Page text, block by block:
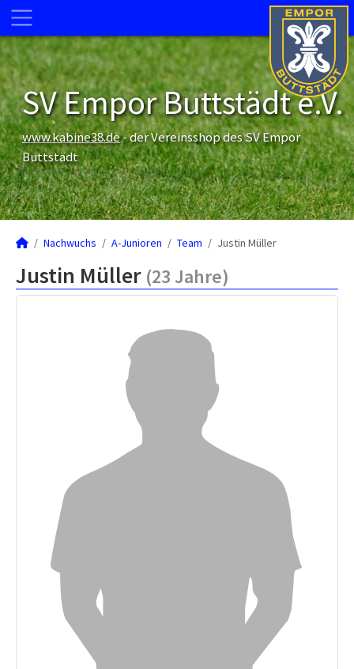
SV Empor Buttstädt e.V.
www.kabine38.de- der Vereinsshop des SV Empor
Buttstädt
Nachwuchs A-Junioren Team Justin Müller
Justin Müller (23 Jahre)